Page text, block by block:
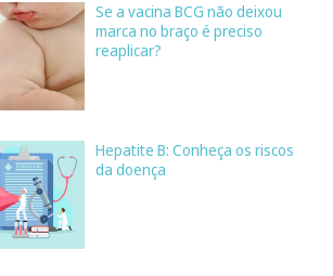
Se a vacina BCG não deixou
marca no braço é preciso
reaplicar?
Hepatite B: Conheça os riscos
da doença